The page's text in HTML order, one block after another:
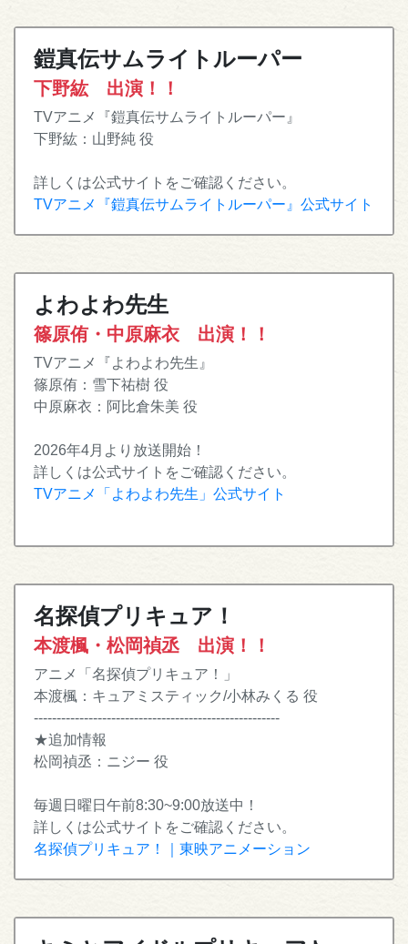
鎧真伝サムライトルーパー
下野紘 出演！！
TVアニメ『鎧真伝サムライトルーパー』
下野紘：山野純 役
詳しくは公式サイトをご確認ください。
TVアニメ『鎧真伝サムライトルーパー』公式サイト
よわよわ先生
篠原侑・中原麻衣 出演！！
TVアニメ『よわよわ先生』
篠原侑：雪下祐樹 役
中原麻衣：阿比倉朱美 役
2026年4月より放送開始！
詳しくは公式サイトをご確認ください。
TVアニメ「よわよわ先生」公式サイト
名探偵プリキュア！
本渡楓・松岡禎丞 出演！！
アニメ「名探偵プリキュア！」
本渡楓：キュアミスティック/小林みくる 役
------------------------------------------------------
★追加情報
松岡禎丞：ニジー 役
毎週日曜日午前8:30~9:00放送中！
詳しくは公式サイトをご確認ください。
名探偵プリキュア！｜東映アニメーション